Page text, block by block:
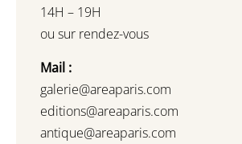
14H – 19H
ou sur rendez-vous
Mail :
galerie@areaparis.com
editions@areaparis.com
antique@areaparis.com